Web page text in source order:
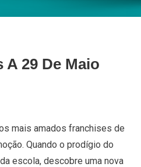
29 De Maio
mais amados franchises de
Quando o prodígio do
escola, descobre uma nova